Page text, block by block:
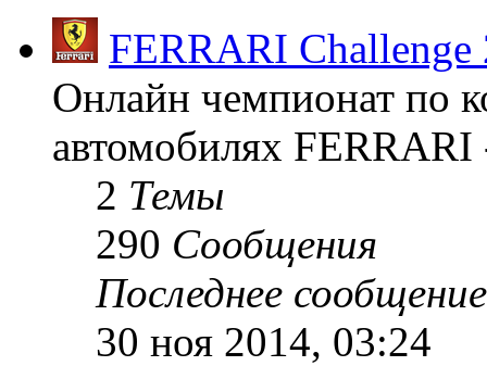
FERRARI
Онлайн чемпионат по
автомобилях
2 Темы
290 Сообщения
Последнее сообщение
30 ноя 2014, 03:24